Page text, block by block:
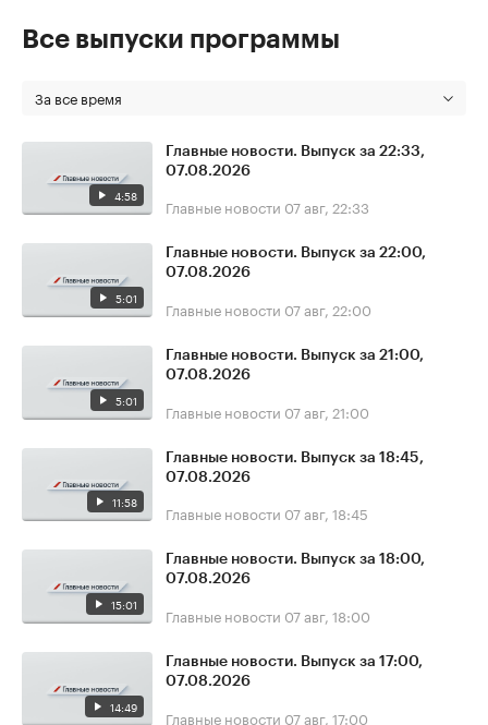
Все выпуски программы
За все время
4:58
Главные новости. Выпуск за 22:33,
07.08.2026
Главные новости 07 авг, 22:33
5:01
Главные новости. Выпуск за 22:00,
07.08.2026
Главные новости 07 авг, 22:00
5:01
Главные новости. Выпуск за 21:00,
07.08.2026
Главные новости 07 авг, 21:00
11:58
Главные новости. Выпуск за 18:45,
07.08.2026
Главные новости 07 авг, 18:45
15:01
Главные новости. Выпуск за 18:00,
07.08.2026
Главные новости 07 авг, 18:00
14:49
Главные новости. Выпуск за 17:00,
07.08.2026
Главные новости 07 авг, 17:00